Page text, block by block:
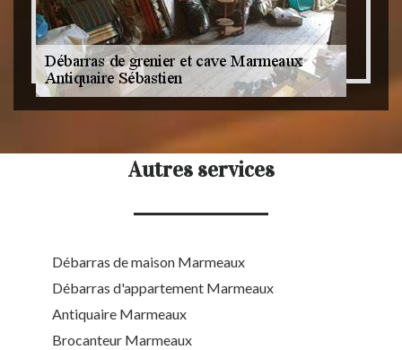
Autres services
Débarras de maison Marmeaux
Débarras d'appartement Marmeaux
Antiquaire Marmeaux
Brocanteur Marmeaux